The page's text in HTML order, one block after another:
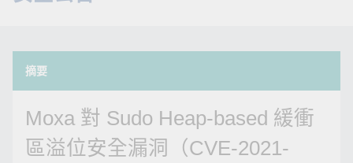
買
絡我們
Zone
摘要
Moxa 對 Sudo Heap-based 緩衝
區溢位安全漏洞（CVE-2021-